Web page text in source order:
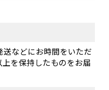
などにお時間をいただ
を保持したものをお届